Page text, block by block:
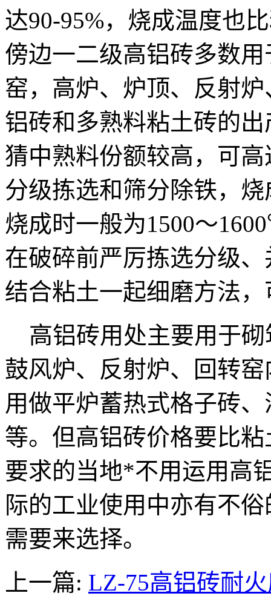
达90-95%，烧成温度也
傍边一二级高铝砖多数用
窑，高炉、炉顶、反射
铝砖和多熟料粘土砖的
猜中熟料份额较高，可
分级拣选和筛分除铁，
烧成时一般为1500～
在破碎前严厉拣选分级
结合粘土一起细磨方法
高铝砖用处主要用于砌
鼓风炉、反射炉、回转
用做平炉蓄热式格子砖
等。但高铝砖价格要比
要求的当地*不用运用高
际的工业使用中亦有不
需要来选择。
上一篇: LZ-75高铝砖耐